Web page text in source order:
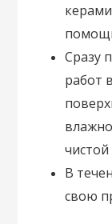
Сразу
работ
В
свою